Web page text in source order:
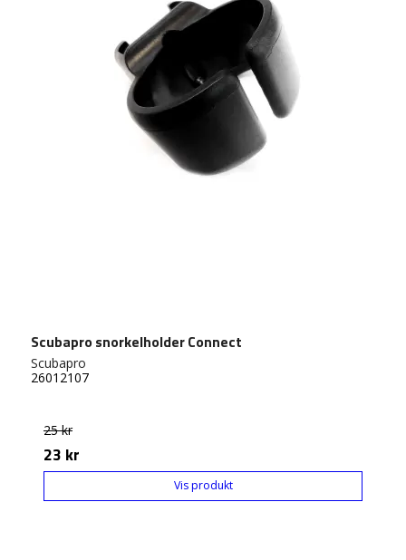
Scubapro snorkelholder Connect
Scubapro
26012107
25 kr
23 kr
Vis produkt